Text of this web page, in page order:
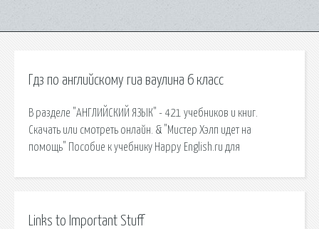
Гдз по английскому гиа ваулина 6 класс
В разделе "АНГЛИЙСКИЙ ЯЗЫК" - 421 учебников и книг.
Скачать или смотреть онлайн. & "Мистер Хэлп идет на
помощь" Пособие к учебнику Happy English.ru для
Links to Important Stuff